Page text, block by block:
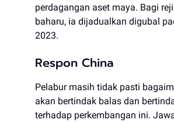
perdagangan aset maya. Bagi
baharu, ia dijadualkan digubal
2023.
Respon China
Pelabur masih tidak pasti
akan bertindak balas dan
terhadap perkembangan ini.